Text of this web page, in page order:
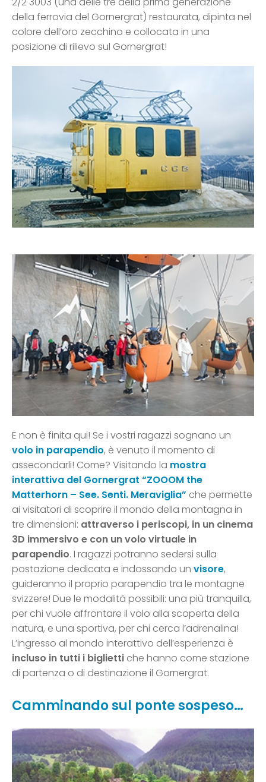
della ferrovia del Gornergrat) restaurata, dipinta nel
colore dell’oro zecchino e collocata in una
posizione di rilievo sul Gornergrat!
E non è finita qui! Se i vostri ragazzi sognano un
volo in parapendio, è venuto il momento di
assecondarli! Come? Visitando la mostra
interattiva del Gornergrat “ZOOOM the
Matterhorn – See. Senti. Meraviglia” che permette
ai visitatori di scoprire il mondo della montagna in
tre dimensioni: attraverso i periscopi, in un cinema
3D immersivo e con un volo virtuale in
parapendio. I ragazzi potranno sedersi sulla
postazione dedicata e indossando un visore,
guideranno il proprio parapendio tra le montagne
svizzere! Due le modalità possibili: una più tranquilla,
per chi vuole affrontare il volo alla scoperta della
natura, e una sportiva, per chi cerca l’adrenalina!
L’ingresso al mondo interattivo dell’esperienza è
incluso in tutti i biglietti che hanno come stazione
di partenza o di destinazione il Gornergrat.
Camminando sul ponte sospeso…